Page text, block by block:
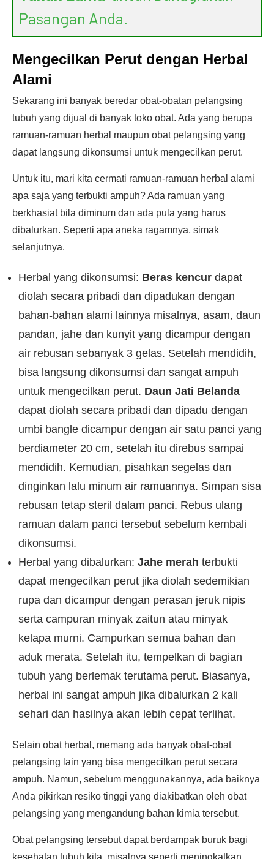
Pasangan Anda.
Mengecilkan Perut dengan Herbal
Alami
Sekarang ini banyak beredar obat-obatan pelangsing
tubuh yang dijual di banyak toko obat. Ada yang berupa
ramuan-ramuan herbal maupun obat pelangsing yang
dapat langsung dikonsumsi untuk mengecilkan perut.
Untuk itu, mari kita cermati ramuan-ramuan herbal alami
apa saja yang terbukti ampuh? Ada ramuan yang
berkhasiat bila diminum dan ada pula yang harus
dibalurkan. Seperti apa aneka ragamnya, simak
selanjutnya.
Herbal yang dikonsumsi: Beras kencur dapat
diolah secara pribadi dan dipadukan dengan
bahan-bahan alami lainnya misalnya, asam, daun
pandan, jahe dan kunyit yang dicampur dengan
air rebusan sebanyak 3 gelas. Setelah mendidih,
bisa langsung dikonsumsi dan sangat ampuh
untuk mengecilkan perut. Daun Jati Belanda
dapat diolah secara pribadi dan dipadu dengan
umbi bangle dicampur dengan air satu panci yang
berdiameter 20 cm, setelah itu direbus sampai
mendidih. Kemudian, pisahkan segelas dan
dinginkan lalu minum air ramuannya. Simpan sisa
rebusan tetap steril dalam panci. Rebus ulang
ramuan dalam panci tersebut sebelum kembali
dikonsumsi.
Herbal yang dibalurkan: Jahe merah terbukti
dapat mengecilkan perut jika diolah sedemikian
rupa dan dicampur dengan perasan jeruk nipis
serta campuran minyak zaitun atau minyak
kelapa murni. Campurkan semua bahan dan
aduk merata. Setelah itu, tempelkan di bagian
tubuh yang berlemak terutama perut. Biasanya,
herbal ini sangat ampuh jika dibalurkan 2 kali
sehari dan hasilnya akan lebih cepat terlihat.
Selain obat herbal, memang ada banyak obat-obat
pelangsing lain yang bisa mengecilkan perut secara
ampuh. Namun, sebelum menggunakannya, ada baiknya
Anda pikirkan resiko tinggi yang diakibatkan oleh obat
pelangsing yang mengandung bahan kimia tersebut.
Obat pelangsing tersebut dapat berdampak buruk bagi
kesehatan tubuh kita, misalnya seperti meningkatkan